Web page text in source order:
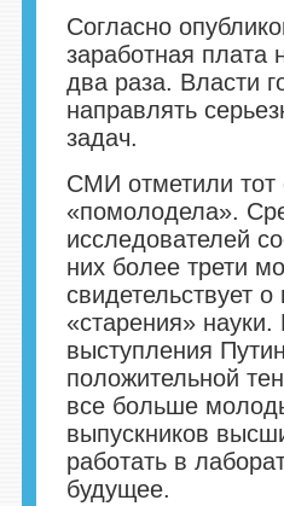
Согласно
заработная плата
два раза. Власти
направлять
задач.
СМИ отметили тот
«помолодела».
исследователей
них более трети
свидетельствует
«старения»
выступления
положительной
все больше
выпускников
работать в
будущее.